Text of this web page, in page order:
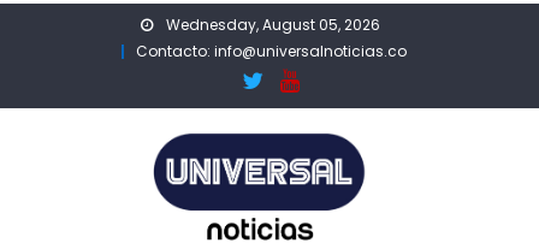
Wednesday, August 05, 2026
Contacto: info@universalnoticias.co